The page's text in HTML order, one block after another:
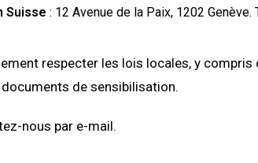
Suisse : 12 Avenue de la Paix, 1202 Genève.
respecter les lois locales, y
de sensibilisation.
nous par e-mail.